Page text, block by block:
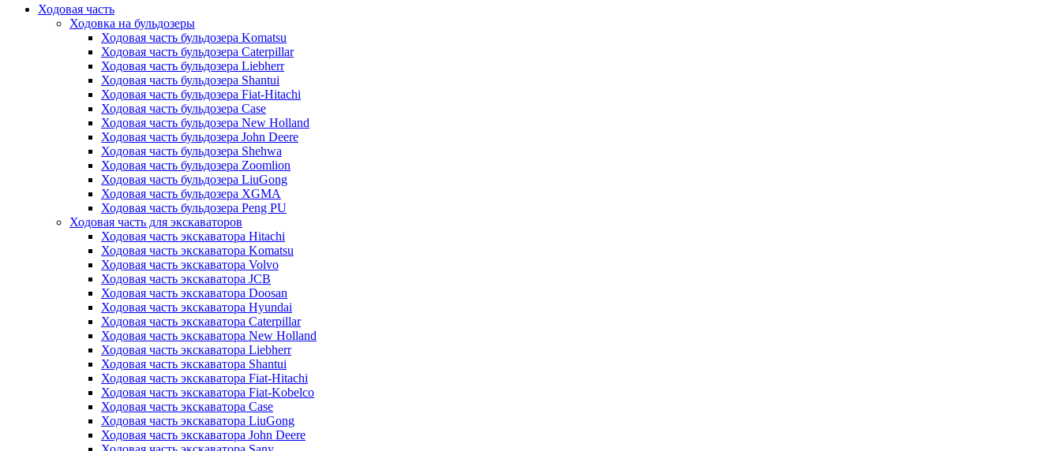
Ходовая часть
Ходовка на бульдозеры
Ходовая часть бульдозера Komatsu
Ходовая часть бульдозера Caterpillar
Ходовая часть бульдозера Liebherr
Ходовая часть бульдозера Shantui
Ходовая часть бульдозера Fiat-Hitachi
Ходовая часть бульдозера Case
Ходовая часть бульдозера New Holland
Ходовая часть бульдозера John Deere
Ходовая часть бульдозера Shehwa
Ходовая часть бульдозера Zoomlion
Ходовая часть бульдозера LiuGong
Ходовая часть бульдозера XGMA
Ходовая часть бульдозера Peng PU
Ходовая часть для экскаваторов
Ходовая часть экскаватора Hitachi
Ходовая часть экскаватора Komatsu
Ходовая часть экскаватора Volvo
Ходовая часть экскаватора JCB
Ходовая часть экскаватора Doosan
Ходовая часть экскаватора Hyundai
Ходовая часть экскаватора Caterpillar
Ходовая часть экскаватора New Holland
Ходовая часть экскаватора Liebherr
Ходовая часть экскаватора Shantui
Ходовая часть экскаватора Fiat-Hitachi
Ходовая часть экскаватора Fiat-Kobelco
Ходовая часть экскаватора Case
Ходовая часть экскаватора LiuGong
Ходовая часть экскаватора John Deere